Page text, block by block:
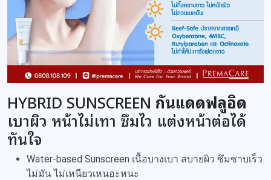
HYBRID SUNSCREEN กันแดดฟลูอิด
เบาผิว หน้าไม่เทา ซึมไว แต่งหน้าต่อได้
ทันใจ
Water-based Sunscreen เนื้อบางเบา สบายผิว ซึมซาบเร็ว
ไม่มัน ไม่เหนียวเหนอะหนะ